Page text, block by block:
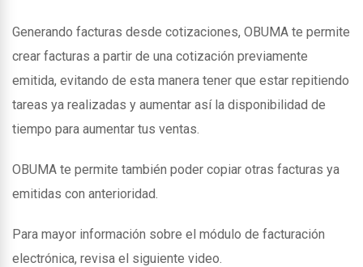
Generando facturas desde cotizaciones, OBUMA te permite
crear facturas a partir de una cotización previamente
emitida, evitando de esta manera tener que estar repitiendo
tareas ya realizadas y aumentar así la disponibilidad de
tiempo para aumentar tus ventas.
OBUMA te permite también poder copiar otras facturas ya
emitidas con anterioridad.
Para mayor información sobre el módulo de facturación
electrónica, revisa el siguiente video.